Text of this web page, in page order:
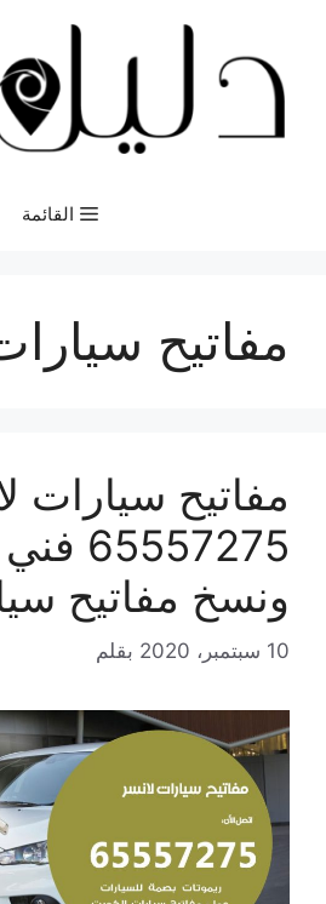
المحتوى
القائمة
مفاتيح
مفاتيح سيارات
ونسخ مفاتيح
10 سبتمبر، 2020 بقلم